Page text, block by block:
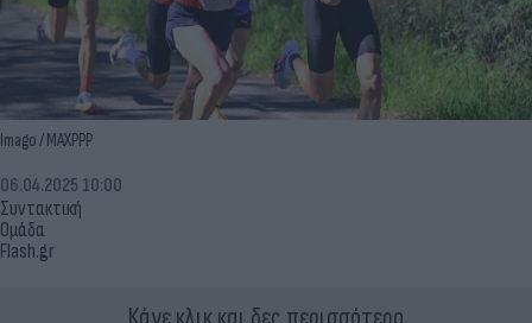
Imago / MAXPPP
Συντακτική
Ομάδα
Flash.gr
06.04.2025 10:00